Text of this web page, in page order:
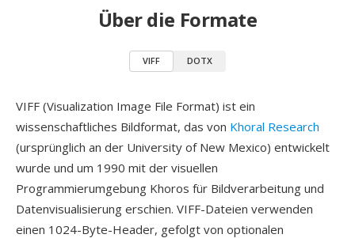
Über die Formate
VIFF DOTX
VIFF (Visualization Image File Format) ist ein
wissenschaftliches Bildformat, das von Khoral Research
(ursprünglich an der University of New Mexico) entwickelt
wurde und um 1990 mit der visuellen
Programmierumgebung Khoros für Bildverarbeitung und
Datenvisualisierung erschien. VIFF-Dateien verwenden
einen 1024-Byte-Header, gefolgt von optionalen